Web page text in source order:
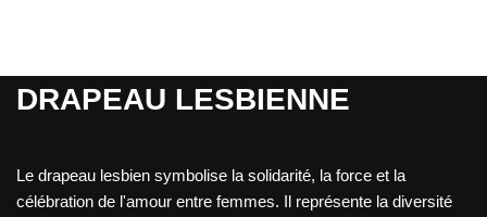
DRAPEAU LESBIENNE
Le drapeau lesbien symbolise la solidarité, la force et la
célébration de l'amour entre femmes. Il représente la diversité